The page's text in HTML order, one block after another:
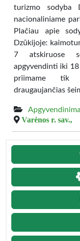
turizmo sodyba
nacionaliniame
Plačiau apie
Dzūkijoje:
7 atskiruose
apgyvendinti iki
priimame tik
draugaujančias
Varėnos r. sav.,